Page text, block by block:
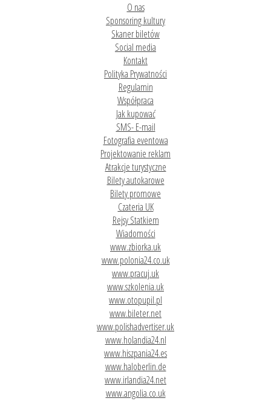
O nas
Sponsoring kultury
Skaner biletów
Social media
Kontakt
Polityka Prywatności
Regulamin
Współpraca
Jak kupować
SMS- E-mail
Fotografia eventowa
Projektowanie reklam
Atrakcje turystyczne
Bilety autokarowe
Bilety promowe
Czateria UK
Rejsy Statkiem
Wiadomości
www.zbiorka.uk
www.polonia24.co.uk
www.pracuj.uk
www.szkolenia.uk
www.otopupil.pl
www.bileter.net
www.polishadvertiser.uk
www.holandia24.nl
www.hiszpania24.es
www.haloberlin.de
www.irlandia24.net
www.angolia.co.uk